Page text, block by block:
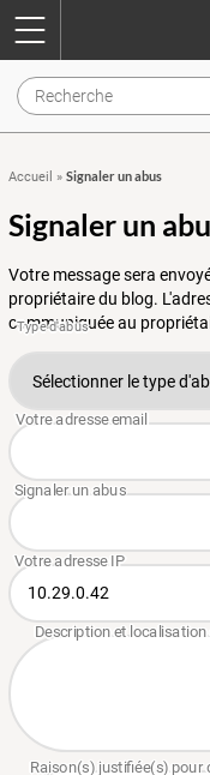
Accueil » Signaler un abus
Signaler un
Votre message sera
propriétaire du blog.
communiquée au